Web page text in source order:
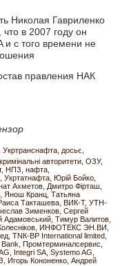
Николая Гавриленко
в 2007 году он
и с того времени не
правления НАК
Укртранснафта досьє
кримінальні авторитети ОЗУ
НПЗ
нафта
Укртатнафта
Юрій Бойко
Ахметов Дмитро Фірташ
Янош Кранц Татьяна
Такташева ВИК-Т УТН-
Зименков Сергей
Адамовський Тимур Валитов
ИНФОТЕКС ЭН.ВИ
ТNК-ВР International limited
Промтерминалсервис
Integri SA Systemo AG
Игорь Кононенко Андрей